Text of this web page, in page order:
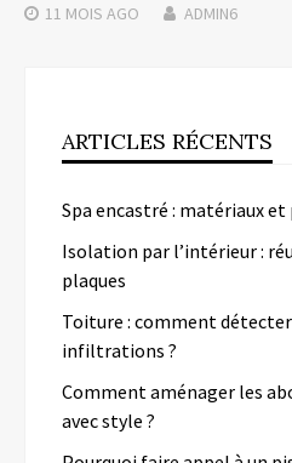
11 MOIS AGO ADMIN6
ARTICLES RÉCENTS
Spa encastré : matériaux
Isolation par l’intérieur :
plaques
Toiture : comment
infiltrations ?
Comment aménager les
avec style ?